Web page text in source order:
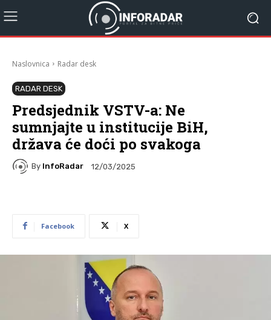
Naslovnica Radar desk
RADAR DESK
Predsjednik VSTV-a: Ne
sumnjajte u institucije BiH,
država će doći po svakoga
By InfoRadar 12/03/2025
Facebook X